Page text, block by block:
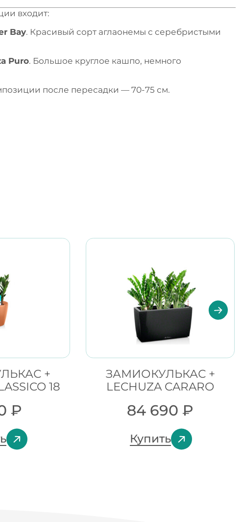
входит:
Bay. Красивый сорт аглаонемы с серебристыми
Puro. Большое круглое кашпо, немного
после пересадки — 70-75 см.
+
18
₽
ЗАМИОКУЛЬКАС +
LECHUZA CARARO
84 690 ₽
Купить